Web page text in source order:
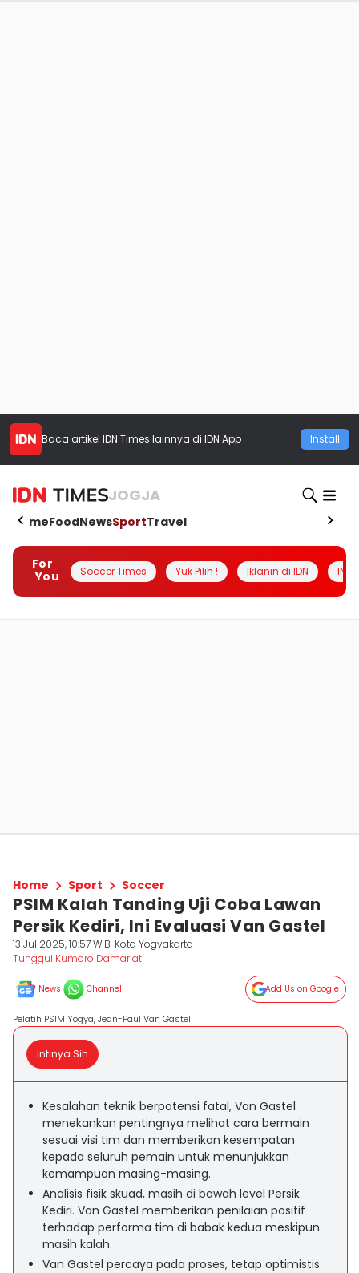
Baca artikel IDN Times lainnya di IDN App Install
JOGJA
HomeFoodNewsSportTravel
For
You
Soccer Times Yuk Pilih ! Iklanin di IDN
Home Sport Soccer
PSIM Kalah Tanding Uji Coba Lawan
Persik Kediri, Ini Evaluasi Van Gastel
13 Jul 2025, 10:57 WIB Kota Yogyakarta
Tunggul Kumoro Damarjati
News Channel Add Us on Google
Pelatih PSIM Yogya, Jean-Paul Van Gastel
Intinya Sih
Kesalahan teknik berpotensi fatal, Van Gastel
menekankan pentingnya melihat cara bermain
sesuai visi tim dan memberikan kesempatan
kepada seluruh pemain untuk menunjukkan
kemampuan masing-masing.
Analisis fisik skuad, masih di bawah level Persik
Kediri. Van Gastel memberikan penilaian positif
terhadap performa tim di babak kedua meskipun
masih kalah.
Van Gastel percaya pada proses, tetap optimistis